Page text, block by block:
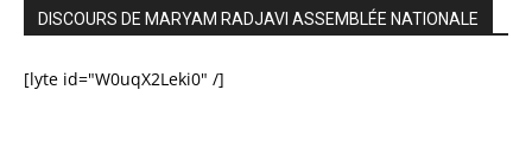
DISCOURS DE MARYAM RADJAVI ASSEMBLÉE NATIONALE
[lyte id="W0uqX2Leki0" /]